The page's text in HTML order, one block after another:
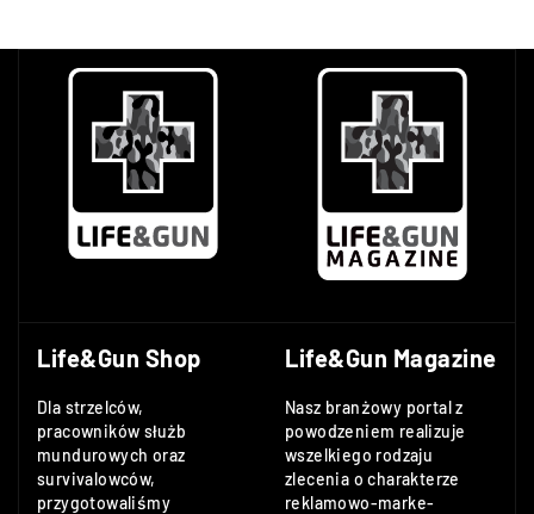
Life&Gun Shop
Dla strzelców,
pracowników służb
mundurowych oraz
survivalowców,
przygotowaliśmy
Life&Gun Magazine
Nasz branżowy portal z
powodzeniem realizuje
wszelkiego rodzaju
zlecenia o charakterze
reklamowo-marke-